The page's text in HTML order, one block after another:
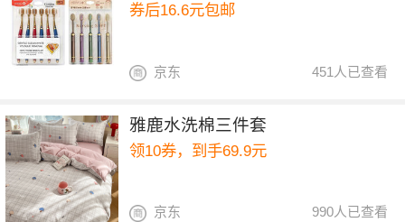
券后16.6元包邮
451人已查看
京东
雅鹿水洗棉三件套
领10券，到手69.9元
990人已查看
京东